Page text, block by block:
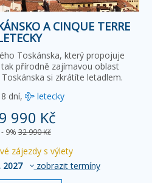
A CINQUE TERRE
Toskánska, který propojuje
přírodně zajímavou oblast
si zkrátíte letadlem.
8 dní, letecky
990 Kč
9% 32 990 Kč
zájezdy s výlety
2027 zobrazit termíny